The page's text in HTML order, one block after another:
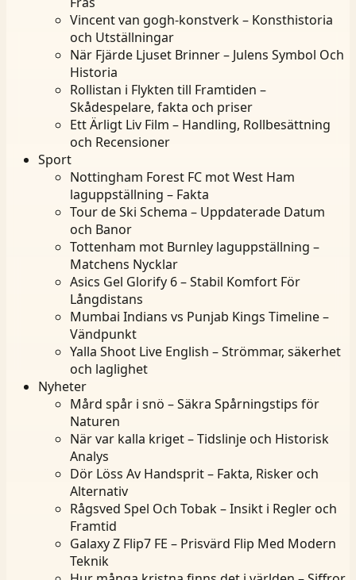
Vincent van gogh-konstverk – Konsthistoria
och Utställningar
När Fjärde Ljuset Brinner – Julens Symbol Och
Historia
Rollistan i Flykten till Framtiden –
Skådespelare, fakta och priser
Ett Ärligt Liv Film – Handling, Rollbesättning
och Recensioner
Sport
Nottingham Forest FC mot West Ham
laguppställning – Fakta
Tour de Ski Schema – Uppdaterade Datum
och Banor
Tottenham mot Burnley laguppställning –
Matchens Nycklar
Asics Gel Glorify 6 – Stabil Komfort För
Långdistans
Mumbai Indians vs Punjab Kings Timeline –
Vändpunkt
Yalla Shoot Live English – Strömmar, säkerhet
och laglighet
Nyheter
Mård spår i snö – Säkra Spårningstips för
Naturen
När var kalla kriget – Tidslinje och Historisk
Analys
Dör Löss Av Handsprit – Fakta, Risker och
Alternativ
Rågsved Spel Och Tobak – Insikt i Regler och
Framtid
Galaxy Z Flip7 FE – Prisvärd Flip Med Modern
Teknik